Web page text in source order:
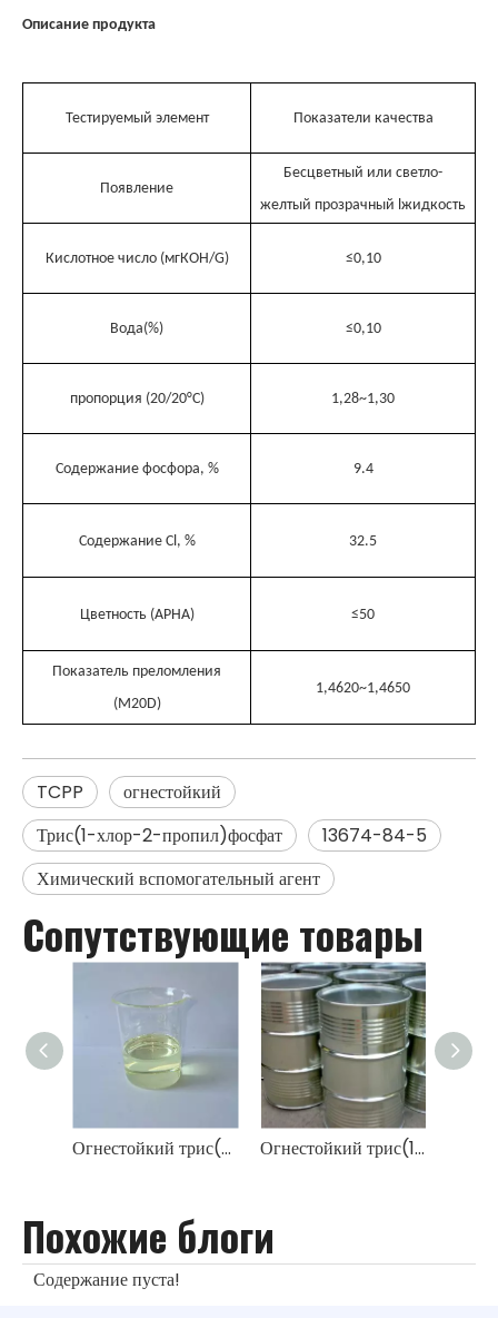
Описание продукта
Тестируемый элемент Показатели качества
Появление
Бесцветный или светло-
желтый прозрачный lжидкость
Кислотное число (мгКОН/G) ≤0,10
Вода(%) ≤0,10
пропорция (20/20°C) 1,28~1,30
Содержание фосфора, % 9.4
Содержание Cl, % 32.5
Цветность (APHA) ≤50
Показатель преломления
(M20D)
1,4620~1,4650
TCPP
огнестойкий
Трис(1-хлор-2-пропил)фосфат
13674-84-5
Химический вспомогательный агент
Сопутствующие товары
Огнестойкий трис(2,3-дихлорпропил)фосфат TDCPP Огнестойкий трис(1,3-дихлор-2-пропил)фосфат TDCP
Похожие блоги
Содержание пуста!